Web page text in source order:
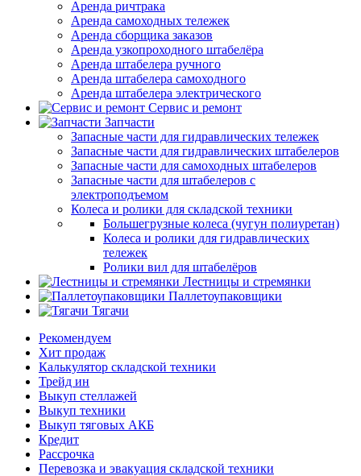
Аренда ричтрака
Аренда самоходных тележек
Аренда сборщика заказов
Аренда узкопроходного штабелёра
Аренда штабелера ручного
Аренда штабелера самоходного
Аренда штабелера электрического
Сервис и ремонт
Запчасти
Запасные части для гидравлических тележек
Запасные части для гидравлических штабелеров
Запасные части для самоходных штабелеров
Запасные части для штабелеров с
электроподъемом
Колеса и ролики для складской техники
Большегрузные колеса (чугун полиуретан)
Колеса и ролики для гидравлических
тележек
Ролики вил для штабелёров
Лестницы и стремянки
Паллетоупаковщики
Тягачи
Рекомендуем
Хит продаж
Калькулятор складской техники
Трейд ин
Выкуп стеллажей
Выкуп техники
Выкуп тяговых АКБ
Кредит
Рассрочка
Перевозка и эвакуация складской техники